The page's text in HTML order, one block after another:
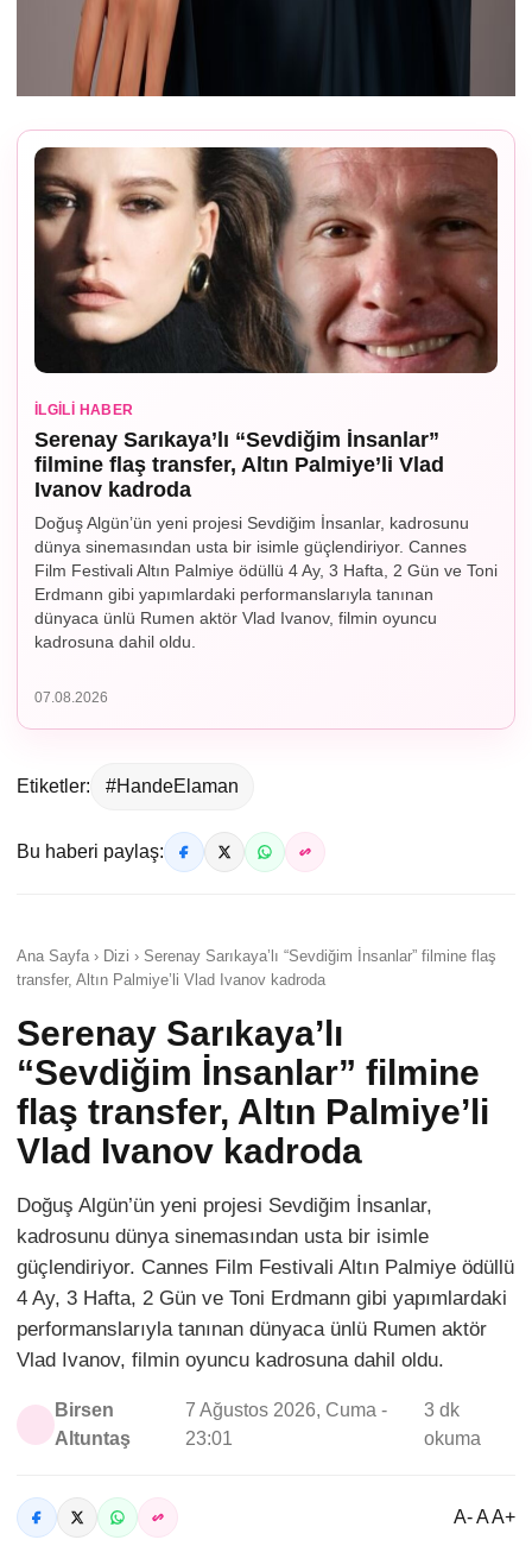
İLGILI HABER
Serenay Sarıkaya’lı “Sevdiğim İnsanlar”
filmine flaş transfer, Altın Palmiye’li Vlad
Ivanov kadroda
Doğuş Algün’ün yeni projesi Sevdiğim İnsanlar, kadrosunu
dünya sinemasından usta bir isimle güçlendiriyor. Cannes
Film Festivali Altın Palmiye ödüllü 4 Ay, 3 Hafta, 2 Gün ve Toni
Erdmann gibi yapımlardaki performanslarıyla tanınan
dünyaca ünlü Rumen aktör Vlad Ivanov, filmin oyuncu
kadrosuna dahil oldu.
07.08.2026
Etiketler: #HandeElaman
Bu haberi paylaş:
Ana Sayfa › Dizi › Serenay Sarıkaya’lı “Sevdiğim İnsanlar” filmine flaş
transfer, Altın Palmiye’li Vlad Ivanov kadroda
Serenay Sarıkaya’lı
“Sevdiğim İnsanlar” filmine
flaş transfer, Altın Palmiye’li
Vlad Ivanov kadroda
Doğuş Algün’ün yeni projesi Sevdiğim İnsanlar,
kadrosunu dünya sinemasından usta bir isimle
güçlendiriyor. Cannes Film Festivali Altın Palmiye ödüllü
4 Ay, 3 Hafta, 2 Gün ve Toni Erdmann gibi yapımlardaki
performanslarıyla tanınan dünyaca ünlü Rumen aktör
Vlad Ivanov, filmin oyuncu kadrosuna dahil oldu.
Birsen
Altuntaş
7 Ağustos 2026, Cuma -
23:01
3 dk
okuma
A- A A+